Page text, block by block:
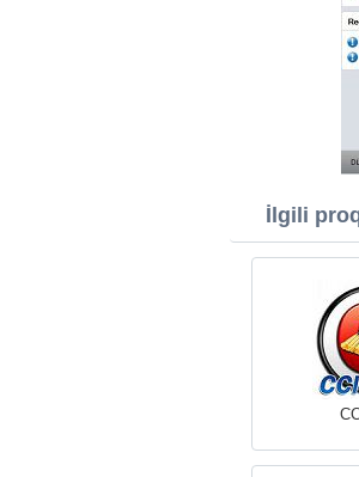
İlgili